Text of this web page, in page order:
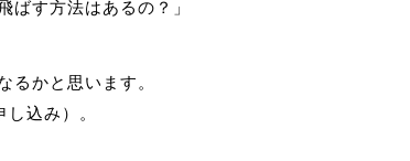
ばす方法はあるの？」
るかと思います。
し込み）。